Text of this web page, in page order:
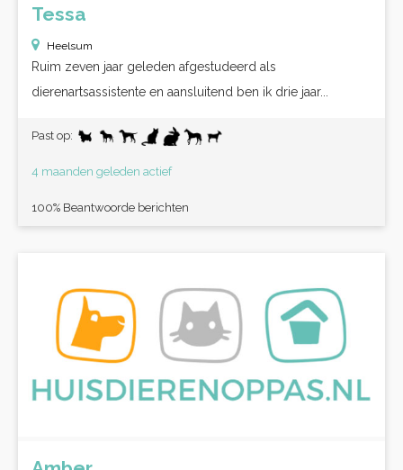
Tessa
Heelsum
Ruim zeven jaar geleden afgestudeerd als
dierenartsassistente en aansluitend ben ik drie jaar...
Past op:
4 maanden geleden actief
100% Beantwoorde berichten